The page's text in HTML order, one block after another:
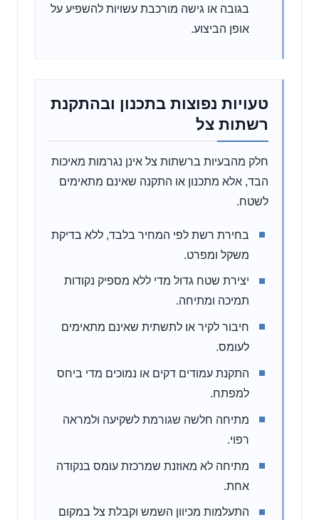
בגובה או גישה מורכבת עשויות להשפיע על
אופן הביצוע.
טעויות נפוצות בתכנון ובהתקנת
רשתות צל
חלק מהבעיות ברשתות צל אינן נגרמות מאיכות
הבד, אלא מתכנון או התקנה שאינם מתאימים
לשטח.
בחירת רשת לפי המחיר בלבד, ללא בדיקת
משקל ומפרט.
יצירת שטח גדול מדי ללא מספיק נקודות
תמיכה ומתיחה.
חיבור לקיר או לתשתית שאינם מתאימים
לעומס.
התקנת עמודים דקים או נמוכים מדי ביחס
למפתח.
מתיחה חלשה שגורמת לשקיעה ולמראה
רפוי.
מתיחה לא מאוזנת שמרכזת עומס בנקודה
אחת.
התעלמות מכיוון השמש וקבלת צל במקום